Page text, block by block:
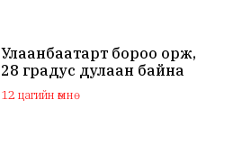
Улаанбаатарт бороо орж,
28 градус дулаан байна
12 цагийн өмнө